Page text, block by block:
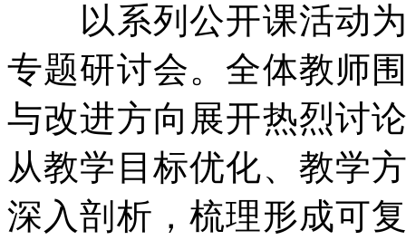
以系列公开课活动为
专题研讨会。全体教师
与改进方向展开热烈讨
从教学目标优化、教学
深入剖析，梳理形成可